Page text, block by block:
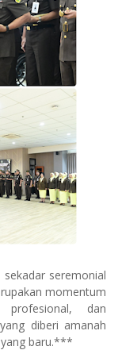
seremonial
momentum
dan
diberi amanah
baru.***